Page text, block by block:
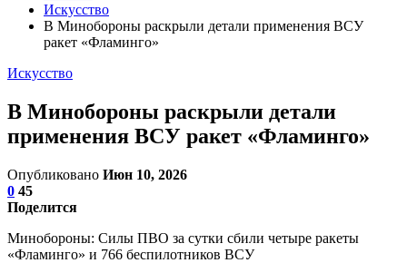
Искусство
В Минобороны раскрыли детали применения ВСУ
ракет «Фламинго»
Искусство
В Минобороны раскрыли детали
применения ВСУ ракет «Фламинго»
Опубликовано Июн 10, 2026
0 45
Поделится
Минобороны: Силы ПВО за сутки сбили четыре ракеты
«Фламинго» и 766 беспилотников ВСУ